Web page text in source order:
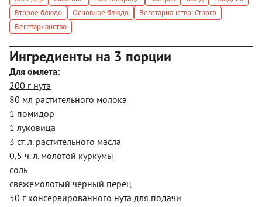
Второе блюдо
Основное блюдо
Вегетарианство: Строго
Вегетарианство
Ингредиенты на 3 порции
Для омлета:
200 г нута
80 мл растительного молока
1 помидор
1 луковица
3 ст. л. растительного масла
0,5 ч. л. молотой куркумы
соль
свежемолотый черный перец
50 г консервированного нута для подачи